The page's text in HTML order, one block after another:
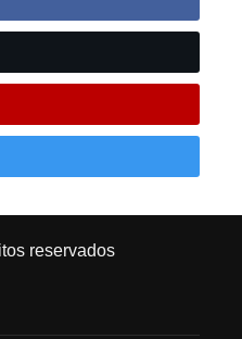
reservados